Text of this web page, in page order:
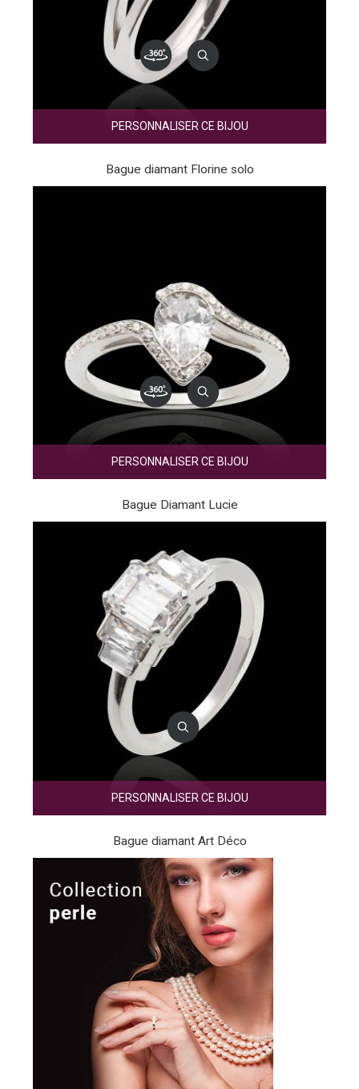
PERSONNALISER CE BIJOU
Bague diamant Florine solo
PERSONNALISER CE BIJOU
Bague Diamant Lucie
PERSONNALISER CE BIJOU
Bague diamant Art Déco